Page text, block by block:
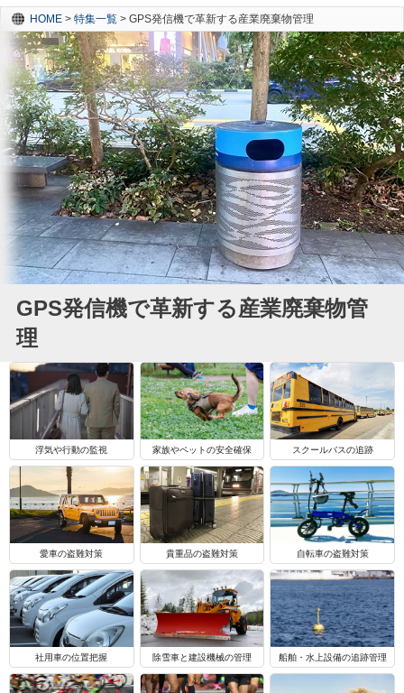
HOME > 特集一覧 > GPS発信機で革新する産業廃棄物管理
GPS発信機で革新する産業廃棄物管
理
浮気や行動の監視 家族やペットの安全確保 スクールバスの追跡
愛車の盗難対策 貴重品の盗難対策 自転車の盗難対策
社用車の位置把握 除雪車と建設機械の管理 船舶・水上設備の追跡管理